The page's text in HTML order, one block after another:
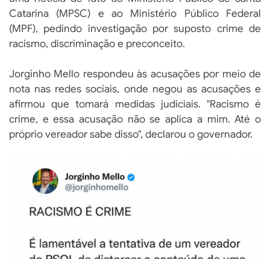
Catarina (MPSC) e ao Ministério Público Federal
(MPF), pedindo investigação por suposto crime de
racismo, discriminação e preconceito.
Jorginho Mello respondeu às acusações por meio de
nota nas redes sociais, onde negou as acusações e
afirmou que tomará medidas judiciais. "Racismo é
crime, e essa acusação não se aplica a mim. Até o
próprio vereador sabe disso", declarou o governador.